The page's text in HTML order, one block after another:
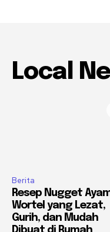
Local
Berita
Resep Nugget
Wortel yang Lezat,
Gurih, dan Mudah